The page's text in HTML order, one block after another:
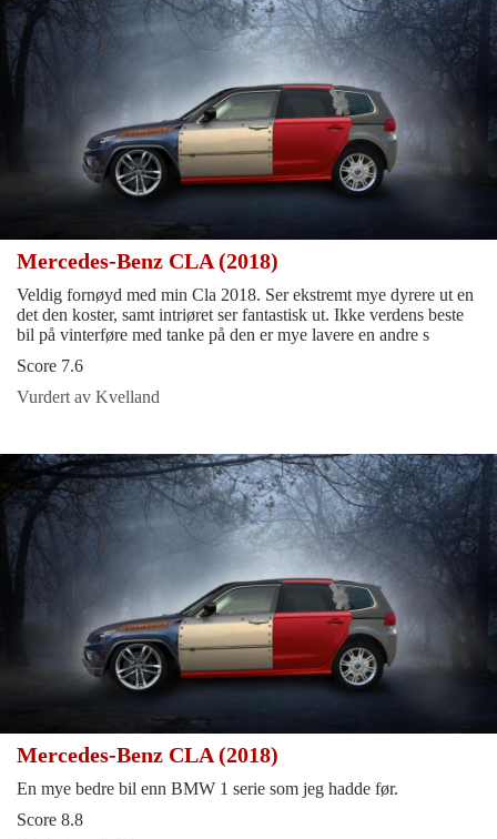
Mercedes-Benz CLA (2018)
Veldig fornøyd med min Cla 2018. Ser ekstremt mye dyrere ut en
det den koster, samt intriøret ser fantastisk ut. Ikke verdens beste
bil på vinterføre med tanke på den er mye lavere en andre s
Score 7.6
Vurdert av Kvelland
Mercedes-Benz CLA (2018)
En mye bedre bil enn BMW 1 serie som jeg hadde før.
Score 8.8